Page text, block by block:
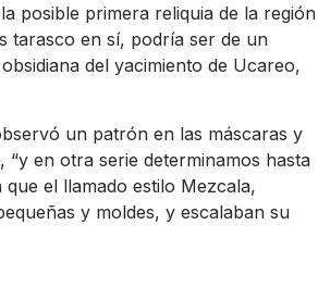
posible primera reliquia de la región
tarasco en sí, podría ser de un
del yacimiento de Ucareo,
un patrón en las máscaras y
en otra serie determinamos hasta
el llamado estilo Mezcala,
y moldes, y escalaban su